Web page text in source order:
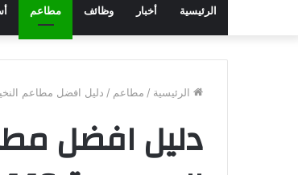
الرئيسية أخبار وظائف مطاعم
الرئيسية / مطاعم / دليل افضل مطاعم
دليل افضل